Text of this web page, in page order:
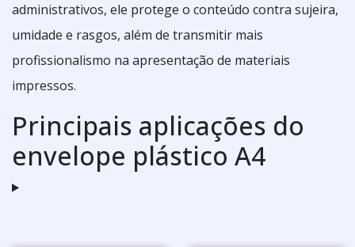
administrativos, ele protege o conteúdo contra sujeira,
umidade e rasgos, além de transmitir mais
profissionalismo na apresentação de materiais
impressos.
Principais aplicações do
envelope plástico A4